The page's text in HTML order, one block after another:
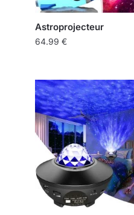
Astroprojecteur
64.99 €